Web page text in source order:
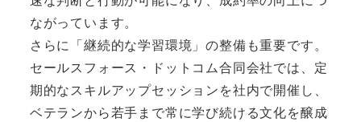
ながっています。
さらに「継続的な学習環境」の整備も重要です。
セールスフォース・ドットコム合同会社では、定
期的なスキルアップセッションを社内で開催し、
ベテランから若手まで常に学び続ける文化を醸成